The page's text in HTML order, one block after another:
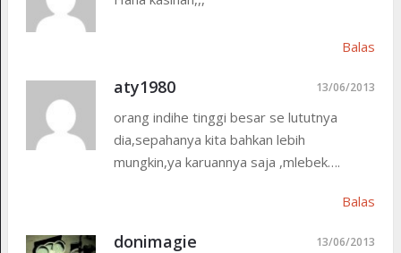
Balas
aty1980 13/06/2013
orang indihe tinggi besar se lututnya
dia,sepahanya kita bahkan lebih
mungkin,ya karuannya saja ,mlebek….
Balas
donimagie 13/06/2013